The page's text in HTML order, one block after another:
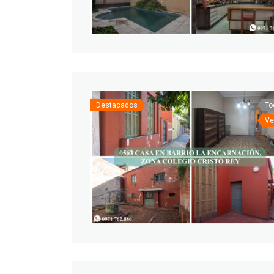
Destacados